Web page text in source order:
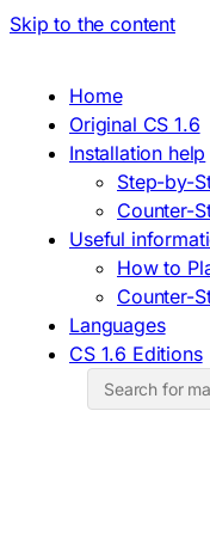
Skip to the content
Home
Original CS 1.6
Installation help
Step-by-
Counter-
Useful
How to
Counter-
Languages
CS 1.6 Editions